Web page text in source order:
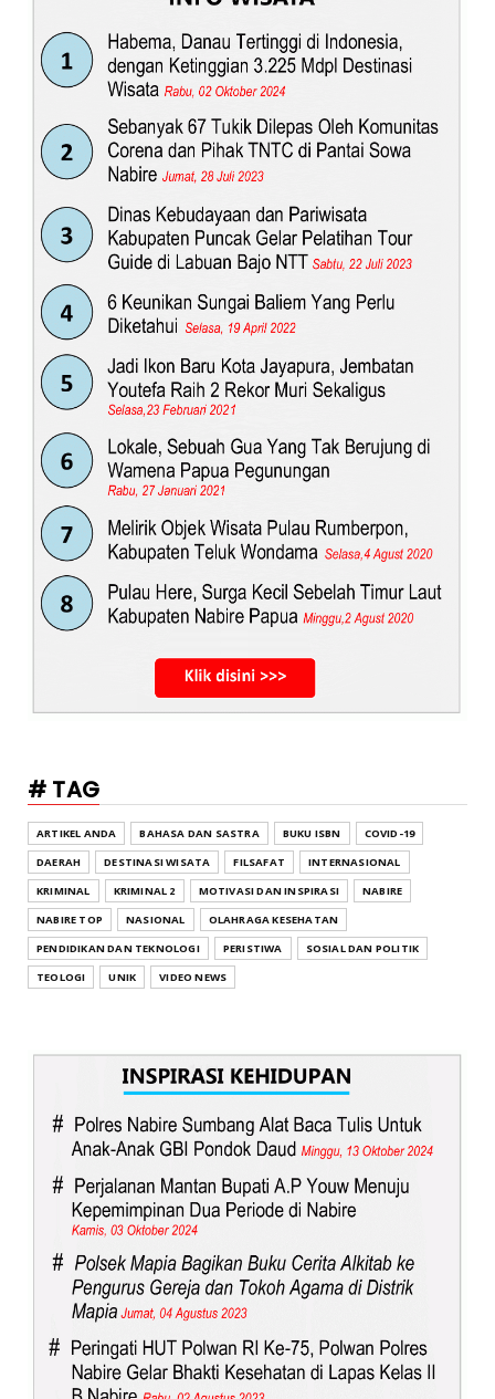
# TAG
ARTIKEL ANDA BAHASA DAN SASTRA BUKU ISBN
COVID-19
DAERAH
DESTINASI WISATA FILSAFAT
INTERNASIONAL
KRIMINAL
KRIMINAL 2 MOTIVASI DAN INSPIRASI
NABIRE
NABIRE TOP
NASIONAL
OLAHRAGA KESEHATAN
PENDIDIKAN DAN TEKNOLOGI
PERISTIWA
SOSIAL DAN POLITIK
TEOLOGI
UNIK VIDEO NEWS